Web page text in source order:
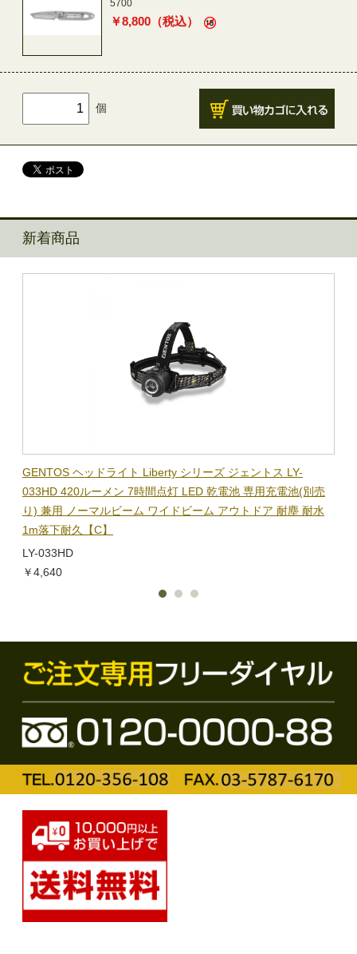
5700
￥8,800 （税込）
個
新着商品
GENTOS ヘッドライト Liberty シリーズ ジェントス LY-
033HD 420ルーメン 7時間点灯 LED 乾電池 専用充電池(別売
り) 兼用 ノーマルビーム ワイドビーム アウトドア 耐塵 耐水
1m落下耐久【C】
LY-033HD
￥4,640